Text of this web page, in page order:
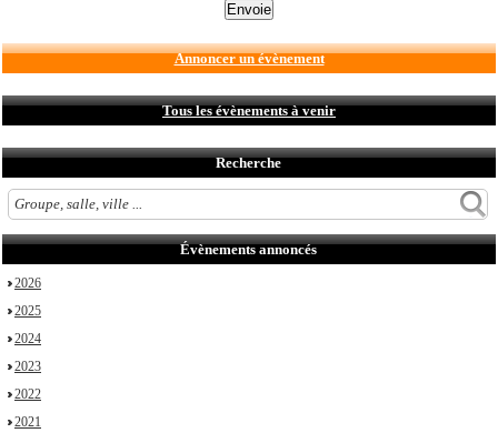
Annoncer un évènement
Tous les évènements à venir
Recherche
Évènements annoncés
2026
2025
2024
2023
2022
2021